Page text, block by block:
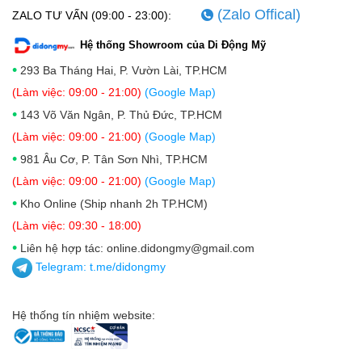
nghệ đó được kết hợp với nhau mang lại những trải
chỉnh sửa hình ảnh và video chuyên nghiệp hơn giúp
bạn sẵn sàng khám phá cuộc sống tràn đầy màu sắc.
Hiệu năng nổi bật
Dẫn đầu xu thế Macbook Pro M2 đã trở nên đột phá
công nghệ hơn bao giờ hết. Sản xuất trên tiến trình
5nm với gần 20 tỷ bóng bán dẫn được tích hợp trong
8 nhân CPU và 10 nhân GPU mang lại một sức mạnh
đột phá, hỗ trợ người dùng chạy mượt mà các tác vụ
của một chiếc laptop đồ hoạ - kỹ thuật như thiết kế,
chỉnh ảnh hay render video trên các phần mềm của
Thiết bị mang trong mình bộ xử lí mạnh mẽ nhanh hơn
1.4 lần so với chip M1. Khả năng xử lý các tác vụ đồ
ZALO TƯ VẤN (09:00 - 23:00): (Zalo Offical)
Hệ thống Showroom của Di Động Mỹ
• 293 Ba Tháng Hai, P. Vườn Lài, TP.HCM
(Làm việc: 09:00 - 21:00) (Google Map)
• 143 Võ Văn Ngân, P. Thủ Đức, TP.HCM
(Làm việc: 09:00 - 21:00) (Google Map)
• 981 Âu Cơ, P. Tân Sơn Nhì, TP.HCM
(Làm việc: 09:00 - 21:00) (Google Map)
• Kho Online (Ship nhanh 2h TP.HCM)
(Làm việc: 09:30 - 18:00)
• Liên hệ hợp tác: online.didongmy@gmail.com
Telegram: t.me/didongmy
Hệ thống tín nhiệm website: